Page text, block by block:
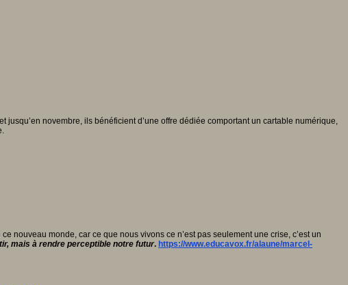
novembre, ils bénéficient d’une offre dédiée comportant un cartable numérique,
ce nouveau monde, car ce que nous vivons ce n’est pas seulement une crise, c’est un
mais à rendre perceptible notre futur. https://www.educavox.fr/alaune/marcel-